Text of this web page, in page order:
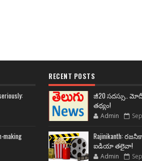
making
RECENT POSTS
జీ20 సదస్సు..
తథ్యం!
Admin
Rajinikanth:
ఐడియా తలైవా!
Admin